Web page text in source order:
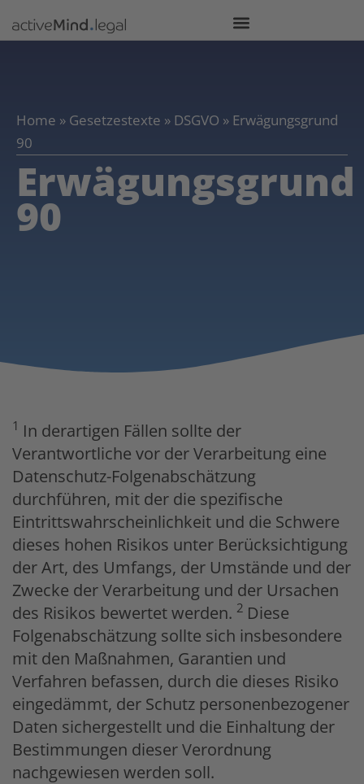
Home » Gesetzestexte » DSGVO » Erwägungsgrund
90
Erwägungsgrund
90
1 In derartigen Fällen sollte der
Verantwortliche vor der Verarbeitung eine
Datenschutz-Folgenabschätzung
durchführen, mit der die spezifische
Eintrittswahrscheinlichkeit und die Schwere
dieses hohen Risikos unter Berücksichtigung
der Art, des Umfangs, der Umstände und der
Zwecke der Verarbeitung und der Ursachen
des Risikos bewertet werden. 2 Diese
Folgenabschätzung sollte sich insbesondere
mit den Maßnahmen, Garantien und
Verfahren befassen, durch die dieses Risiko
eingedämmt, der Schutz personenbezogener
Daten sichergestellt und die Einhaltung der
Bestimmungen dieser Verordnung
nachgewiesen werden soll.